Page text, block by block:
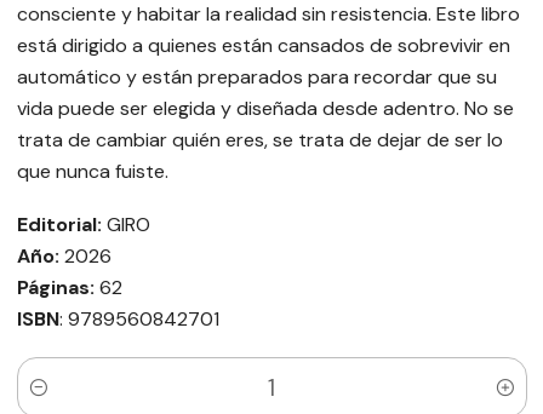
consciente y habitar la realidad sin resistencia. Este libro
está dirigido a quienes están cansados de sobrevivir en
automático y están preparados para recordar que su
vida puede ser elegida y diseñada desde adentro. No se
trata de cambiar quién eres, se trata de dejar de ser lo
que nunca fuiste.
Editorial: GIRO
Año: 2026
Páginas: 62
ISBN: 9789560842701
Cantidad